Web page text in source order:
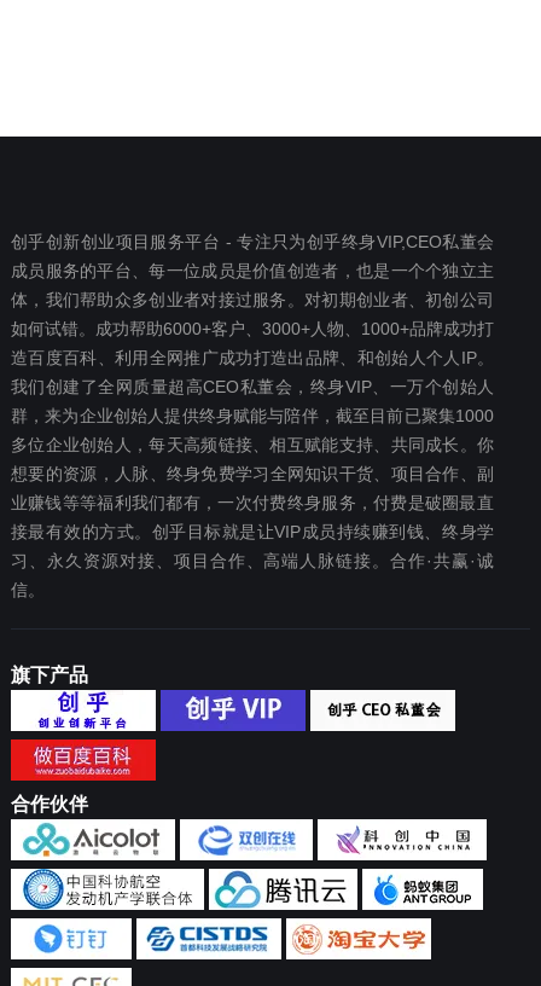
创乎创新创业项目服务平台 - 专注只为创乎终身VIP,CEO私董会
成员服务的平台、每一位成员是价值创造者，也是一个个独立主
体，我们帮助众多创业者对接过服务。对初期创业者、初创公司
如何试错。成功帮助6000+客户、3000+人物、1000+品牌成功打
造百度百科、利用全网推广成功打造出品牌、和创始人个人IP。
我们创建了全网质量超高CEO私董会，终身VIP、一万个创始人
群，来为企业创始人提供终身赋能与陪伴，截至目前已聚集1000
多位企业创始人，每天高频链接、相互赋能支持、共同成长。你
想要‬的资源，人脉、终身免费学习全网知识干货、项目合作、副
业赚钱等等福利我们都‬有，一次付费终‬身服务，付费是破圈最‬直
接最有效‬的方式。创乎目标就是让VIP成员持续赚到钱、终身学
习、永久资源对接、项目合作、高端人脉链接。合作·共赢·诚
信。
旗下产品
合作伙伴